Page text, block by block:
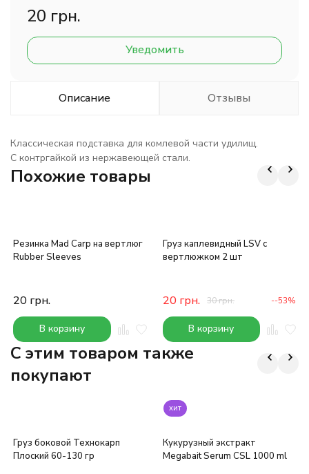
20 грн.
Уведомить
Описание Отзывы
Классическая подставка для комлевой части удилищ.
С контргайкой из нержавеющей стали.
Похожие товары
Резинка Mad Carp на вертлюг
Rubber Sleeves
20 грн.
В корзину
Груз каплевидный LSV с
вертлюжком 2 шт
20 грн. 30грн. --53%
В корзину
C этим товаром также
покупают
Груз боковой Технокарп
Плоский 60-130 гр
хит
Кукурузный экстракт
Megabait Serum CSL 1000 ml